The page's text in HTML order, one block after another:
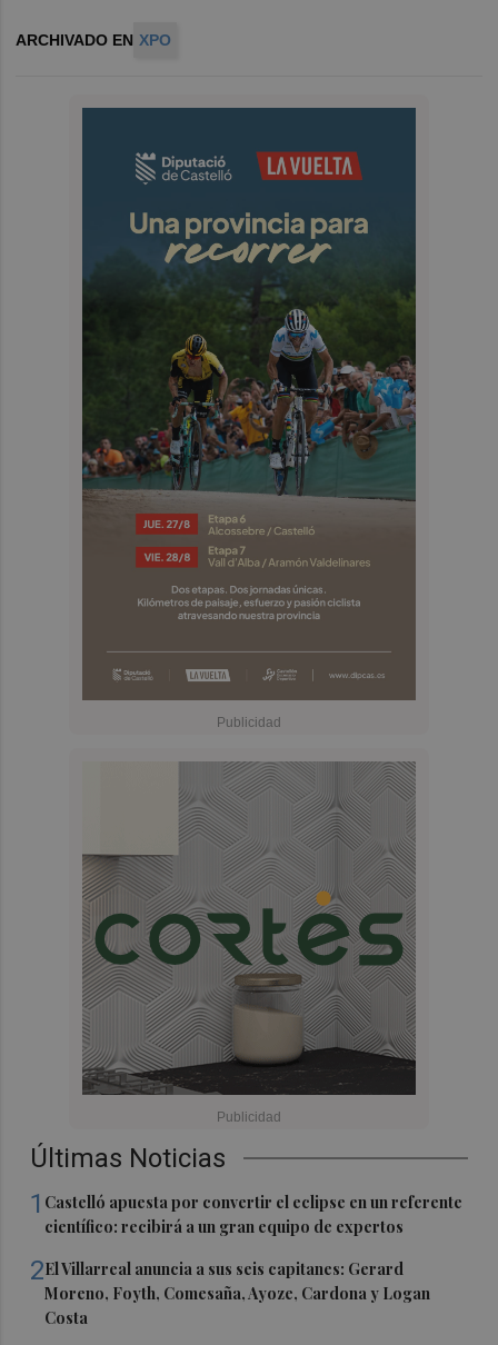
Últimas Noticias
1 Castelló apuesta por convertir el eclipse en un referente
científico: recibirá a un gran equipo de expertos
2El Villarreal anuncia a sus seis capitanes: Gerard
Moreno, Foyth, Comesaña, Ayoze, Cardona y Logan
Costa
ARCHIVADO EN XPO